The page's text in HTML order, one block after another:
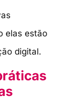
elas estão
digital.